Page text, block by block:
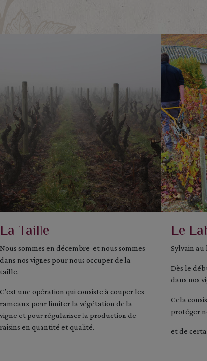
La Taille
Nous sommes en décembre et nous sommes
dans nos vignes pour nous occuper de la
taille.
C’est une opération qui consiste à couper les
rameaux pour limiter la végétation de la
vigne et pour régulariser la production de
raisins en quantité et qualité.
Le
Sylvain au
Dès le
dans nos
Cela
protéger
et de